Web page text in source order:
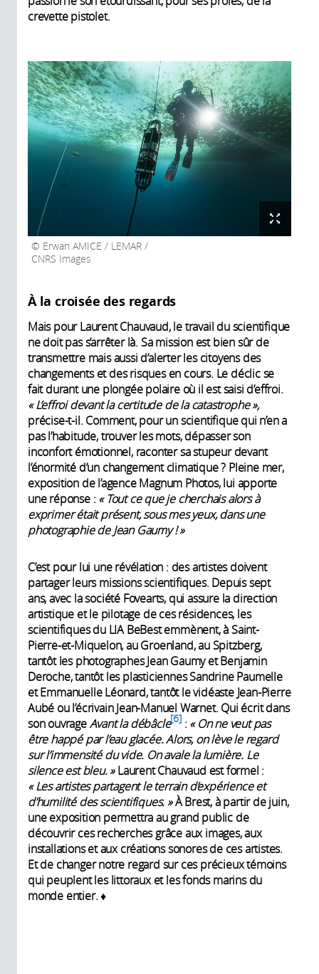
crevette pistolet.
Erwan AMICE / LEMAR /
CNRS Images
À la croisée des regards
Mais pour Laurent Chauvaud, le travail du scientifique
ne doit pas s’arrêter là. Sa mission est bien sûr de
transmettre mais aussi d’alerter les citoyens des
changements et des risques en cours. Le déclic se
fait durant une plongée polaire où il est saisi d’effroi.
« L’effroi devant la certitude de la catastrophe »,
précise-t-il. Comment, pour un scientifique qui n’en a
pas l’habitude, trouver les mots, dépasser son
inconfort émotionnel, raconter sa stupeur devant
l’énormité d’un changement climatique ? Pleine mer,
exposition de l’agence Magnum Photos, lui apporte
une réponse : « Tout ce que je cherchais alors à
exprimer était présent, sous mes yeux, dans une
photographie de Jean Gaumy ! »
C’est pour lui une révélation : des artistes doivent
partager leurs missions scientifiques. Depuis sept
ans, avec la société Fovearts, qui assure la direction
artistique et le pilotage de ces résidences, les
scientifiques du LIA BeBest emmènent, à Saint-
Pierre-et-Miquelon, au Groenland, au Spitzberg,
tantôt les photographes Jean Gaumy et Benjamin
Deroche, tantôt les plasticiennes Sandrine Paumelle
et Emmanuelle Léonard, tantôt le vidéaste Jean-Pierre
Aubé ou l’écrivain Jean-Manuel Warnet. Qui écrit dans
son ouvrageAvant la débâcle 6 : « On ne veut pas
être happé par l’eau glacée. Alors, on lève le regard
sur l’immensité du vide. On avale la lumière. Le
silence est bleu.»Laurent Chauvaud est ­formel :
« Les artistes partagent le terrain d’expérience et
d’humilité des scientifiques. »À Brest, à partir de juin,
une exposition permettra au grand public de
découvrir ces recherches grâce aux images, aux
installations et aux créations sonores de ces artistes.
Et de changer notre regard sur ces précieux témoins
qui peuplent les littoraux et les fonds marins du
monde entier. ♦